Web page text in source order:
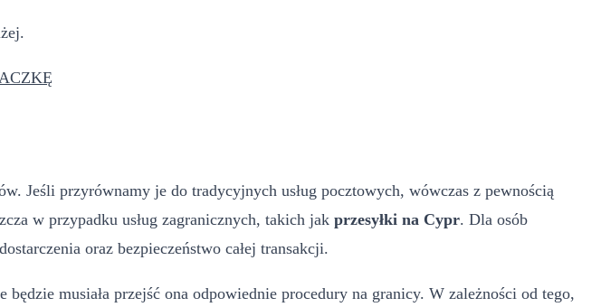
Jeśli przyrównamy je do tradycyjnych usług pocztowych, wówczas z pewnością
w przypadku usług zagranicznych, takich jak przesyłki na Cypr. Dla osób
oraz bezpieczeństwo całej transakcji.
musiała przejść ona odpowiednie procedury na granicy. W zależności od tego,